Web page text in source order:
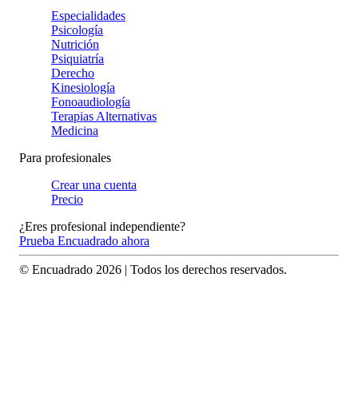
Especialidades
Psicología
Nutrición
Psiquiatría
Derecho
Kinesiología
Fonoaudiología
Terapias Alternativas
Medicina
Para profesionales
Crear una cuenta
Precio
¿Eres profesional independiente?
Prueba Encuadrado ahora
© Encuadrado 2026 | Todos los derechos reservados.